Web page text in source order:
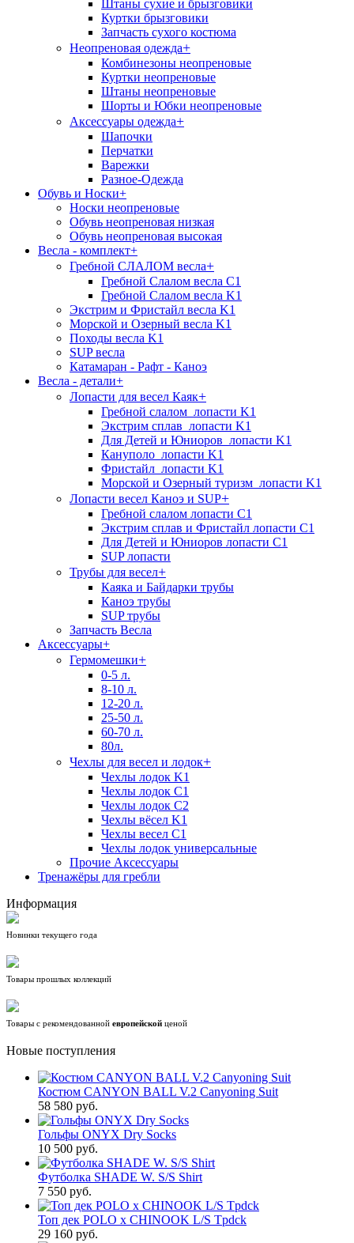
Штаны сухие и брызговики
Куртки брызговики
Запчасть сухого костюма
Неопреновая одежда+
Комбинезоны неопреновые
Куртки неопреновые
Штаны неопреновые
Шорты и Юбки неопреновые
Аксессуары одежда+
Шапочки
Перчатки
Варежки
Разное-Одежда
Обувь и Носки+
Носки неопреновые
Обувь неопреновая низкая
Обувь неопреновая высокая
Весла - комплект+
Гребной СЛАЛОМ весла+
Гребной Слалом весла C1
Гребной Слалом весла K1
Экстрим и Фристайл весла K1
Морской и Озерный весла K1
Походы весла K1
SUP весла
Катамаран - Рафт - Каноэ
Весла - детали+
Лопасти для весел Каяк+
Гребной слалом_лопасти K1
Экстрим сплав_лопасти K1
Для Детей и Юниоров_лопасти K1
Кануполо_лопасти K1
Фристайл_лопасти K1
Морской и Озерный туризм_лопасти K1
Лопасти весел Каноэ и SUP+
Гребной слалом лопасти C1
Экстрим сплав и Фристайл лопасти C1
Для Детей и Юниоров лопасти C1
SUP лопасти
Трубы для весел+
Каяка и Байдарки трубы
Каноэ трубы
SUP трубы
Запчасть Весла
Аксессуары+
Гермомешки+
0-5 л.
8-10 л.
12-20 л.
25-50 л.
60-70 л.
80л.
Чехлы для весел и лодок+
Чехлы лодок K1
Чехлы лодок C1
Чехлы лодок C2
Чехлы вёсел K1
Чехлы весел C1
Чехлы лодок универсальные
Прочие Аксессуары
Тренажёры для гребли
Информация
Новинки текущего года
Товары прошлых коллекций
Товары с рекомендованной европейской ценой
Новые поступления
Костюм CANYON BALL V.2 Canyoning Suit
58 580 руб.
Гольфы ONYX Dry Socks
10 500 руб.
Футболка SHADE W. S/S Shirt
7 550 руб.
Топ дек POLO x CHINOOK L/S Tpdck
29 160 руб.